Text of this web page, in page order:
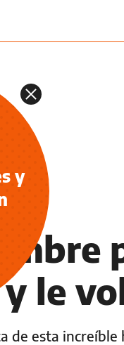
le
de esta increíble
y